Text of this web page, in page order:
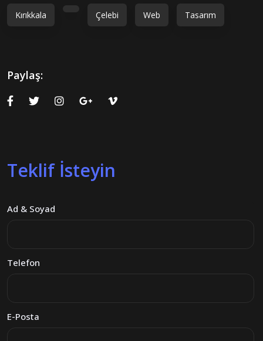
Kırıkkala Çelebi Web Tasarım
Paylaş:
Teklif İsteyin
Ad & Soyad
Telefon
E-Posta